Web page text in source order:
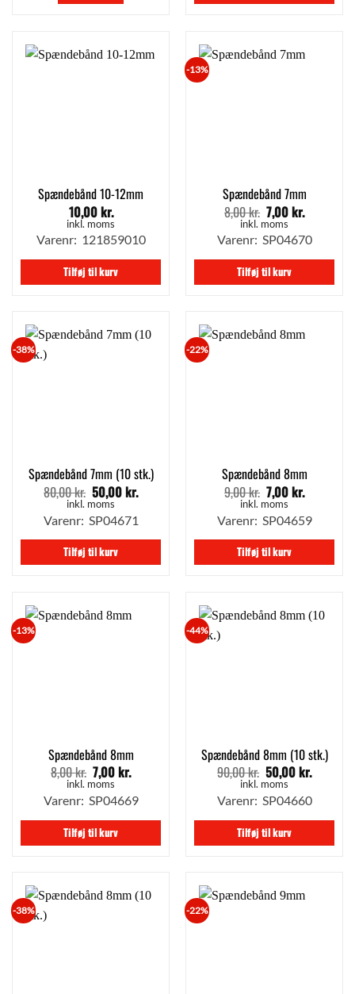
Spændebånd 10-12mm
10,00kr.
inkl. moms
Varenr: 121859010
Tilføj til kurv
-13%
Spændebånd 7mm
8,00kr. Den
oprindelige
pris
var:
8,00 kr..
7,00kr.
pris
er:
7,00 kr..
inkl. moms
Varenr: SP04670
Tilføj til kurv
-38%
Spændebånd 7mm (10 stk.)
80,00kr. Den
oprindelige
pris
var:
80,00 kr..
50,00kr.
pris
er:
50,00 kr..
inkl. moms
Varenr: SP04671
Tilføj til kurv
-22%
Spændebånd 8mm
9,00kr. Den
oprindelige
pris
var:
9,00 kr..
7,00kr.
pris
er:
7,00 kr..
inkl. moms
Varenr: SP04659
Tilføj til kurv
-13%
Spændebånd 8mm
8,00kr. Den
oprindelige
pris
var:
8,00 kr..
7,00kr.
pris
er:
7,00 kr..
inkl. moms
Varenr: SP04669
Tilføj til kurv
-44%
Spændebånd 8mm (10 stk.)
90,00kr. Den
oprindelige
pris
var:
90,00 kr..
50,00kr.
pris
er:
50,00
inkl. moms
Varenr: SP04660
Tilføj til kurv
-38% -22%